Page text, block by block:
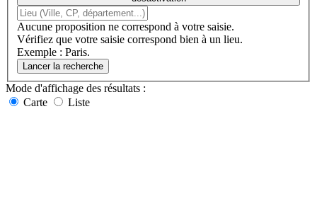
Aucune proposition ne correspond à votre saisie.
Vérifiez que votre saisie correspond bien à un lieu.
Exemple : Paris.
Lancer la recherche
Mode d'affichage des résultats :
Carte
Liste